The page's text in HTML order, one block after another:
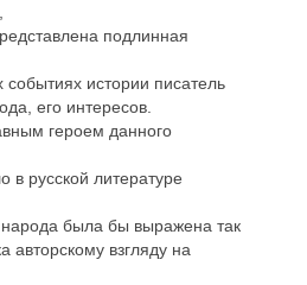
подлинная
истории писатель
его интересов.
героем данного
русской литературе
народа была бы выражена так
авторскому взгляду на